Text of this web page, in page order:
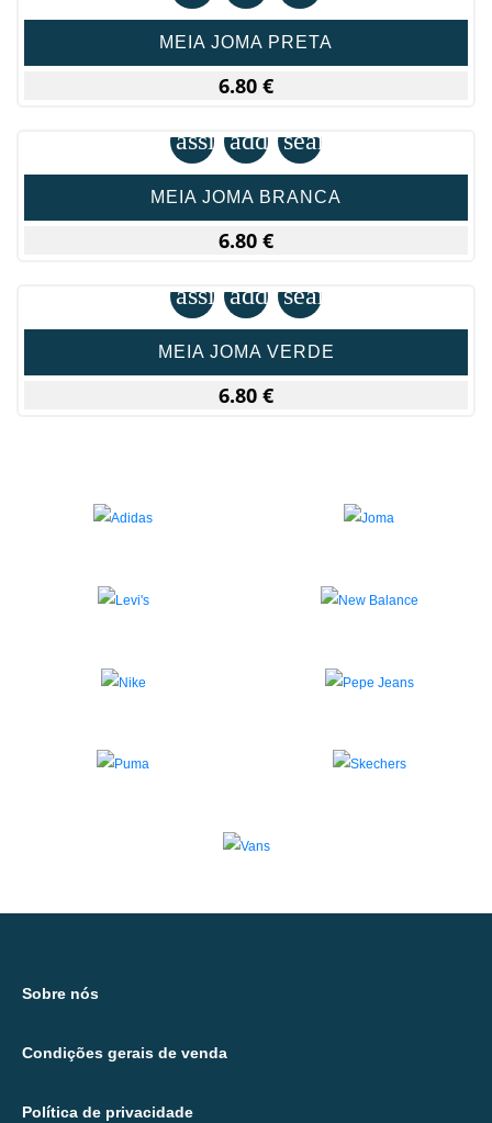
MEIA JOMA PRETA
6.80 €
assignment
add_shopping_cart
search
MEIA JOMA BRANCA
6.80 €
assignment
add_shopping_cart
search
MEIA JOMA VERDE
6.80 €
Sobre nós
Condições gerais de venda
Política de privacidade